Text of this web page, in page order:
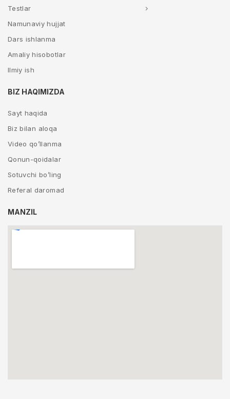
Testlar
Namunaviy hujjat
Dars ishlanma
Amaliy hisobotlar
Ilmiy ish
BIZ HAQIMIZDA
Sayt haqida
Biz bilan aloqa
Video qo’llanma
Qonun-qoidalar
Sotuvchi bo’ling
Referal daromad
MANZIL